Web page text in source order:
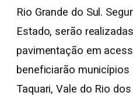
Rio Grande do Sul.
Estado, serão
pavimentação em
beneficiarão
Taquari, Vale do Rio